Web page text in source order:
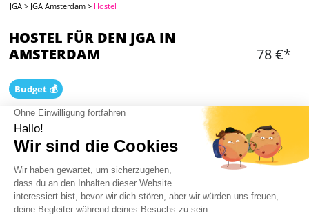
JGA > JGA Amsterdam > Hostel
HOSTEL FÜR DEN JGA IN
AMSTERDAM
78 €*
Budget 💰
Hinzufügen
WAS IST ENTHALTEN?